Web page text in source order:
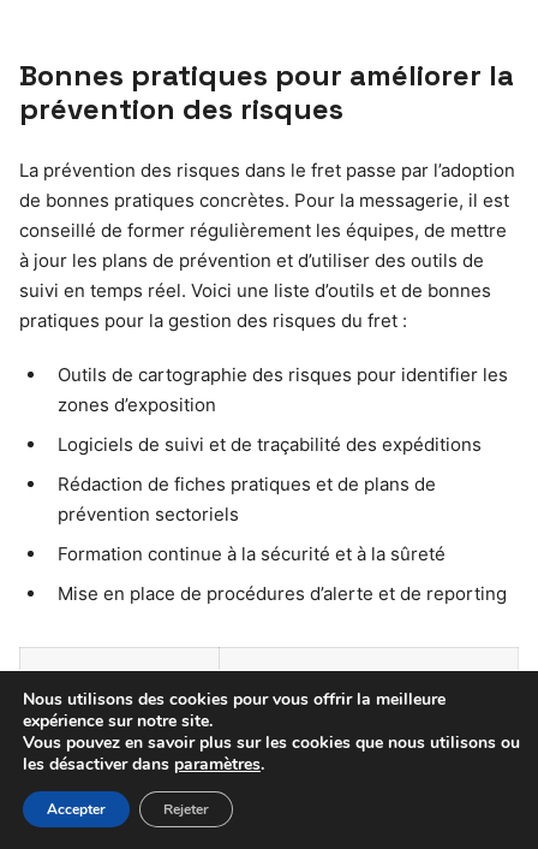
Bonnes pratiques pour améliorer la
prévention des risques
La prévention des risques dans le fret passe par l’adoption
de bonnes pratiques concrètes. Pour la messagerie, il est
conseillé de former régulièrement les équipes, de mettre
à jour les plans de prévention et d’utiliser des outils de
suivi en temps réel. Voici une liste d’outils et de bonnes
pratiques pour la gestion des risques du fret :
Outils de cartographie des risques pour identifier les
zones d’exposition
Logiciels de suivi et de traçabilité des expéditions
Rédaction de fiches pratiques et de plans de
prévention sectoriels
Formation continue à la sécurité et à la sûreté
Mise en place de procédures d’alerte et de reporting
Cartographie des
Identifier et hiérarchiser les
Nous utilisons des cookies pour vous offrir la meilleure
expérience sur notre site.
Vous pouvez en savoir plus sur les cookies que nous utilisons ou
les désactiver dans paramètres.
Accepter Rejeter